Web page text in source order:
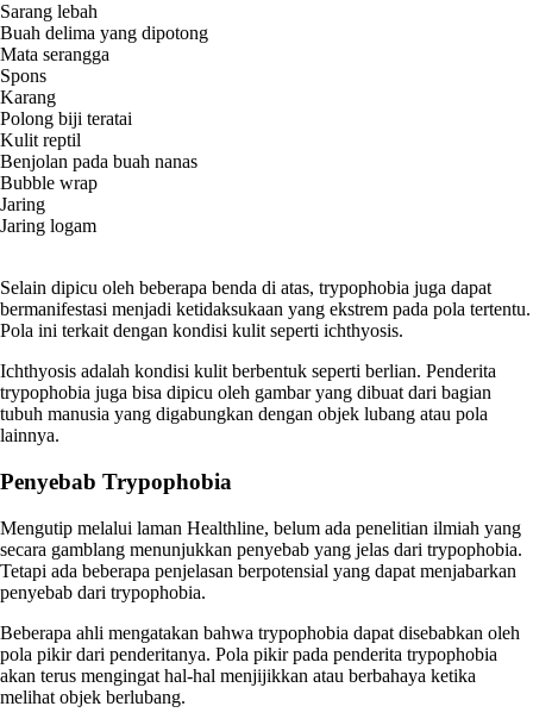
Sarang lebah
Buah delima yang dipotong
Mata serangga
Spons
Karang
Polong biji teratai
Kulit reptil
Benjolan pada buah nanas
Bubble wrap
Jaring
Jaring logam
Selain dipicu oleh beberapa benda di atas, trypophobia juga dapat
bermanifestasi menjadi ketidaksukaan yang ekstrem pada pola tertentu.
Pola ini terkait dengan kondisi kulit seperti ichthyosis.
Ichthyosis adalah kondisi kulit berbentuk seperti berlian. Penderita
trypophobia juga bisa dipicu oleh gambar yang dibuat dari bagian
tubuh manusia yang digabungkan dengan objek lubang atau pola
lainnya.
Penyebab Trypophobia
Mengutip melalui laman Healthline, belum ada penelitian ilmiah yang
secara gamblang menunjukkan penyebab yang jelas dari trypophobia.
Tetapi ada beberapa penjelasan berpotensial yang dapat menjabarkan
penyebab dari trypophobia.
Beberapa ahli mengatakan bahwa trypophobia dapat disebabkan oleh
pola pikir dari penderitanya. Pola pikir pada penderita trypophobia
akan terus mengingat hal-hal menjijikkan atau berbahaya ketika
melihat objek berlubang.